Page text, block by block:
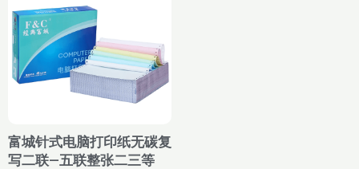
富城针式电脑打印纸无碳复
写二联—五联整张二三等
围：
¥34.00
至
¥37.00